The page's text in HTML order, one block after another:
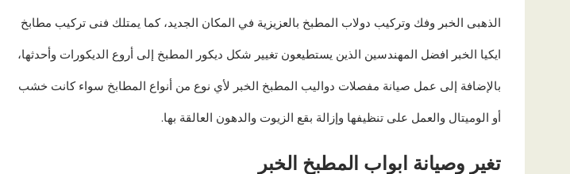
الذهبى الخبر وفك وتركيب دولاب المطبخ بالعزيزية في المكان الجديد، كما يمتلك فنى تركيب مطابخ
ايكيا الخبر افضل المهندسين الذين يستطيعون تغيير شكل ديكور المطبخ إلى أروع الديكورات وأحدثها،
بالإضافة إلى عمل صيانة مفصلات دواليب المطبخ الخبر لأي نوع من أنواع المطابخ سواء كانت خشب
أو الوميتال والعمل على تنظيفها وإزالة بقع الزيوت والدهون العالقة بها.
تغير وصيانة ابواب المطبخ الخبر